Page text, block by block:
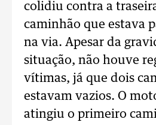
colidiu contra a
caminhão que estava
na via. Apesar da
situação, não houve
vítimas, já que dois
estavam vazios. O
atingiu o primeiro